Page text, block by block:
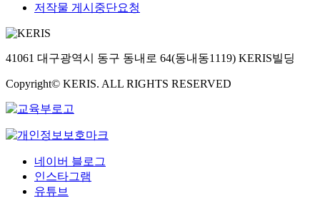
저작물 게시중단요청
41061 대구광역시 동구 동내로 64(동내동1119) KERIS빌딩
Copyright© KERIS. ALL RIGHTS RESERVED
네이버 블로그
인스타그램
유튜브